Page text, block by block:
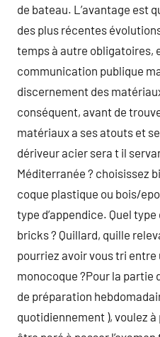
de bateau. L’avantage est
des plus récentes
temps à autre obligatoires,
communication publique
discernement des
conséquent, avant de
matériaux a ses atouts et
dériveur acier sera t il
Méditerranée ? choisissez
coque plastique ou bois/
type d’appendice. Quel
bricks ? Quillard, quille
pourriez avoir vous tri
monocoque ?Pour la partie
de préparation
quotidiennement ), voulez